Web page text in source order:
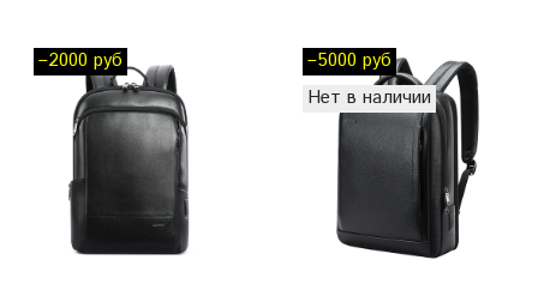
–2000 руб
–5000 руб
Нет в наличии